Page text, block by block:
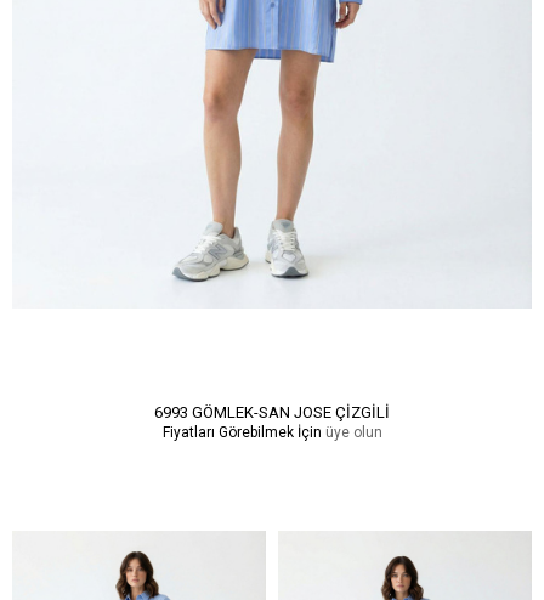
6993 GÖMLEK-SAN JOSE ÇİZGİLİ
Fiyatları Görebilmek İçin üye olun